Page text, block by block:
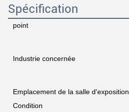
Spécification
point
Industrie concernée
Emplacement de la salle d'exposition
Condition